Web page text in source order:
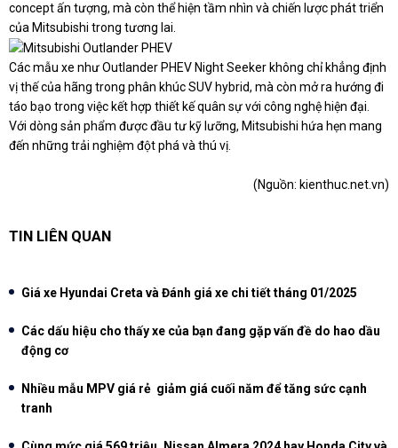
concept ấn tượng, mà còn thể hiện tầm nhìn và chiến lược phát triển
của Mitsubishi trong tương lai.
Các mẫu xe như Outlander PHEV Night Seeker không chỉ khẳng định
vị thế của hãng trong phân khúc SUV hybrid, mà còn mở ra hướng đi
táo bạo trong việc kết hợp thiết kế quân sự với công nghệ hiện đại.
Với dòng sản phẩm được đầu tư kỹ lưỡng, Mitsubishi hứa hẹn mang
đến những trải nghiệm đột phá và thú vị.
(Nguồn: kienthuc.net.vn)
TIN LIÊN QUAN
Giá xe Hyundai Creta và Đánh giá xe chi tiết tháng 01/2025
Các dấu hiệu cho thấy xe của bạn đang gặp vấn đề do hao dầu
động cơ
Nhiều mẫu MPV giá rẻ giảm giá cuối năm để tăng sức cạnh
tranh